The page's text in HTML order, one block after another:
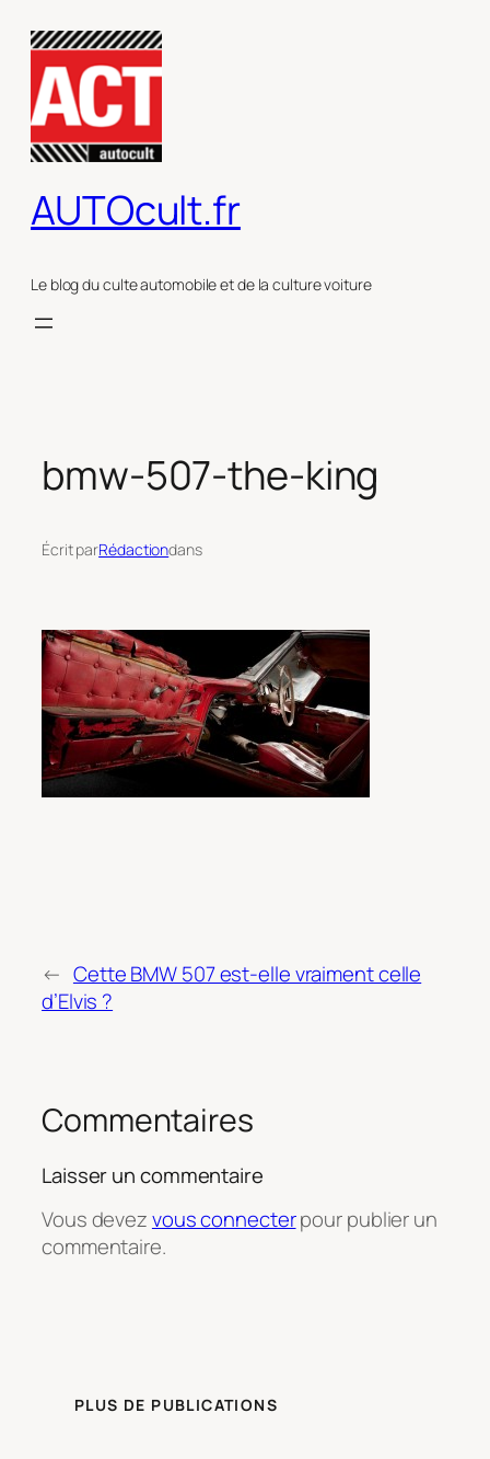
contenu
AUTOcult.fr
Le blog du culte automobile et de la culture voiture
bmw-507-the-king
Écrit parRédactiondans
← Cette BMW 507 est-elle vraiment celle
d’Elvis ?
Commentaires
Laisser un commentaire
Vous devezvous connecterpour publier un
commentaire.
PLUS DE PUBLICATIONS